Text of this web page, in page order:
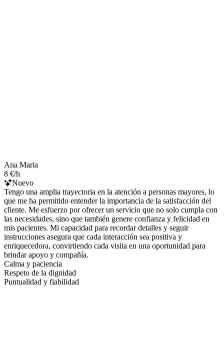
Ana Maria
8 €/h
Nuevo
Tengo una amplia trayectoria en la atención a personas mayores, lo
que me ha permitido entender la importancia de la satisfacción del
cliente. Me esfuerzo por ofrecer un servicio que no solo cumpla con
las necesidades, sino que también genere confianza y felicidad en
mis pacientes. Mi capacidad para recordar detalles y seguir
instrucciones asegura que cada interacción sea positiva y
enriquecedora, convirtiendo cada visita en una oportunidad para
brindar apoyo y compañía.
Calma y paciencia
Respeto de la dignidad
Puntualidad y fiabilidad